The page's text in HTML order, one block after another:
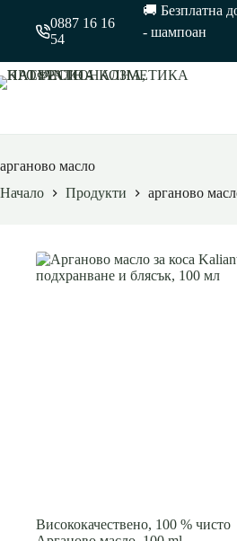
0887 16 16
54
🚚 Безплатна
- шампоан
арганово масло
Начало
Продукти арганово
Висококачествено, 100 % чисто